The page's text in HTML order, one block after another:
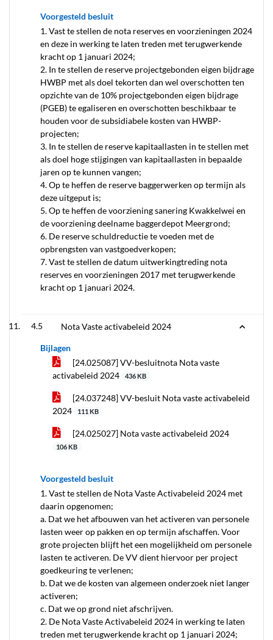
Voorgesteld besluit
1. Vast te stellen de nota reserves en voorzieningen 2024
en deze in werking te laten treden met terugwerkende
kracht op 1 januari 2024;
2. In te stellen de reserve projectgebonden eigen bijdrage
HWBP met als doel tekorten dan wel overschotten ten
opzichte van de 10% projectgebonden eigen bijdrage
(PGEB) te egaliseren en overschotten beschikbaar te
houden voor de subsidiabele kosten van HWBP-
projecten;
3. In te stellen de reserve kapitaallasten in te stellen met
als doel hoge stijgingen van kapitaallasten in bepaalde
jaren op te kunnen vangen;
4. Op te heffen de reserve baggerwerken op termijn als
deze uitgeput is;
5. Op te heffen de voorziening sanering Kwakkelwei en
de voorziening deelname baggerdepot Meergrond;
6. De reserve schuldreductie te voeden met de
opbrengsten van vastgoedverkopen;
7. Vast te stellen de datum uitwerkingtreding nota
reserves en voorzieningen 2017 met terugwerkende
kracht op 1 januari 2024.
4.5 Nota Vaste activabeleid 2024
Bijlagen
[24.025087] VV-besluitnota Nota vaste
activabeleid 2024
436 KB
[24.037248] VV-besluit Nota vaste activabeleid
2024
111 KB
[24.025027] Nota vaste activabeleid 2024
106 KB
Voorgesteld besluit
1. Vast te stellen de Nota Vaste Activabeleid 2024 met
daarin opgenomen;
a. Dat we het afbouwen van het activeren van personele
lasten weer op pakken en op termijn afschaffen. Voor
grote projecten blijft het een mogelijkheid om personele
lasten te activeren. De VV dient hiervoor per project
goedkeuring te verlenen;
b. Dat we de kosten van algemeen onderzoek niet langer
activeren;
c. Dat we op grond niet afschrijven.
2. De Nota Vaste Activabeleid 2024 in werking te laten
treden met terugwerkende kracht op 1 januari 2024;